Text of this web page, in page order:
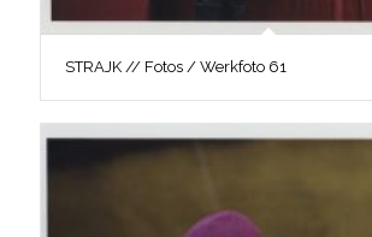
STRAJK // Fotos / Werkfoto 61